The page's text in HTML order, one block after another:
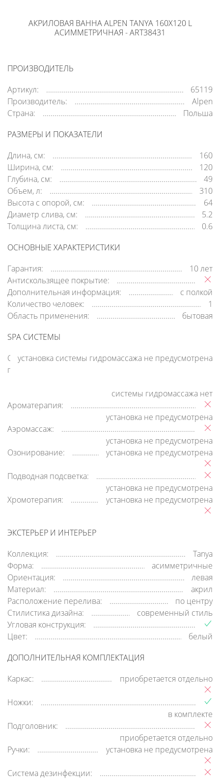
АКРИЛОВАЯ ВАННА ALPEN TANYA 160X120 L
АСИММЕТРИЧНАЯ - ART38431
ПРОИЗВОДИТЕЛЬ
Артикул:
65119
Производитель:
Alpen
Страна:
Польша
РАЗМЕРЫ И ПОКАЗАТЕЛИ
Длина, см:
160
Ширина, см:
120
Глубина, см:
49
Объем, л:
310
Высота с опорой, см:
64
Диаметр слива, см:
5.2
Толщина листа, см:
0.6
ОСНОВНЫЕ ХАРАКТЕРИСТИКИ
Гарантия:
10 лет
Антискользящее покрытие:
Дополнительная информация:
с полкой
Количество человек:
1
Область применения:
бытовая
SPA СИСТЕМЫ
Система
гидромассажа:
установка системы гидромассажа не предусмотрена
системы гидромассажа нет
Ароматерапия:
установка не предусмотрена
Аэромассаж:
установка не предусмотрена
Озонирование:
установка не предусмотрена
Подводная подсветка:
установка не предусмотрена
Хромотерапия:
установка не предусмотрена
ЭКСТЕРЬЕР И ИНТЕРЬЕР
Коллекция:
Tanya
Форма:
асимметричные
Ориентация:
левая
Материал:
акрил
Расположение перелива:
по центру
Стилистика дизайна:
современный стиль
Угловая конструкция:
Цвет:
белый
ДОПОЛНИТЕЛЬНАЯ КОМПЛЕКТАЦИЯ
Каркас:
приобретается отдельно
Ножки:
в комплекте
Подголовник:
приобретается отдельно
Ручки:
установка не предусмотрена
Система дезинфекции: